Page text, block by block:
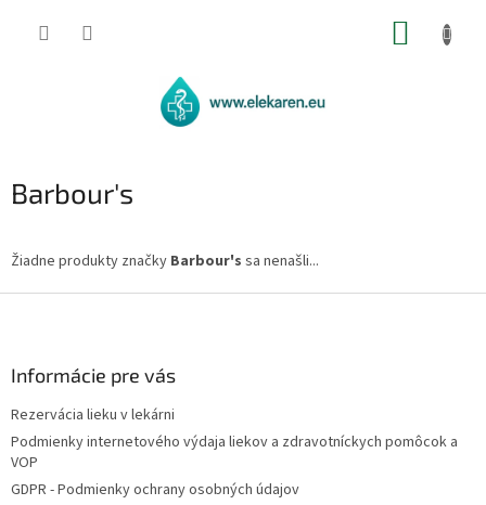
Barbour's
Žiadne produkty značky Barbour's sa nenašli...
Informácie pre vás
Rezervácia lieku v lekárni
Podmienky internetového výdaja liekov a zdravotníckych pomôcok a
VOP
GDPR - Podmienky ochrany osobných údajov